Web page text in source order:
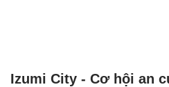
Izumi City - Cơ hội an